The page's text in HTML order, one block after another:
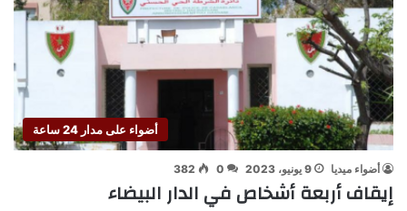
أضواء على مدار 24 ساعة
أضواء ميديا 9 يونيو، 2023 0
382
إيقاف أربعة أشخاص في الدار البيضاء